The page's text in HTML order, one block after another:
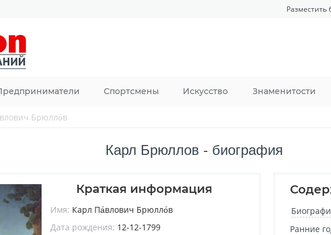
Спортсмены Искусство Знаменитости
Брюлло́в
Карл Брюллов - биография
Краткая информация
Имя: Карл Па́влович Брюлло́в
Дата рождения: 12-12-1799
Ранние